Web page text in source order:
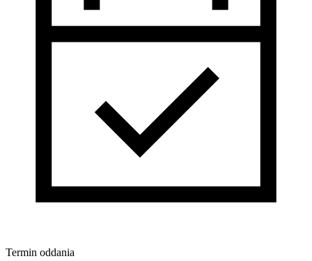
Termin oddania